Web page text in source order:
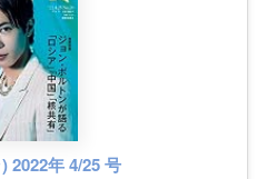
2022年 4/25 号